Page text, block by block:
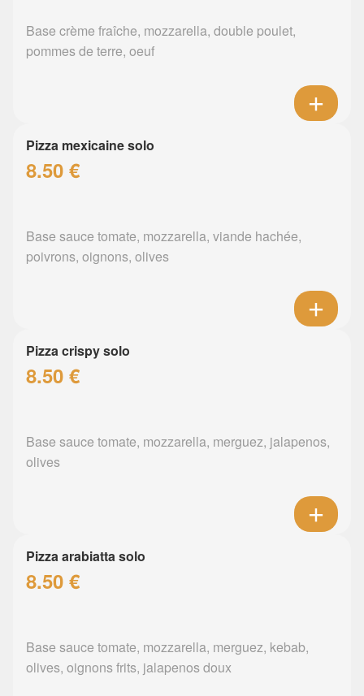
Base crème fraîche, mozzarella, double poulet,
pommes de terre, oeuf
Pizza mexicaine solo
8.50 €
Base sauce tomate, mozzarella, viande hachée,
poivrons, oignons, olives
Pizza crispy solo
8.50 €
Base sauce tomate, mozzarella, merguez, jalapenos,
olives
Pizza arabiatta solo
8.50 €
Base sauce tomate, mozzarella, merguez, kebab,
olives, oignons frits, jalapenos doux